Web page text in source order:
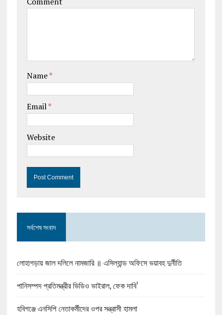
Name*
Email*
Website
সর্বশেষ সংবাদ
লোহাগড়ায় জাল দলিলে নামজারি ॥ এসিল্যান্ড অফিসে ভয়াবহ দুর্নীতি
পানিসম্পদ প্রতিমন্ত্রীর ভিডিও ভাইরাল, ফেক দাবি’
হবিগঞ্জে এনসিপি নেতাকর্মীদের ওপর সন্ত্রাসী হামলা